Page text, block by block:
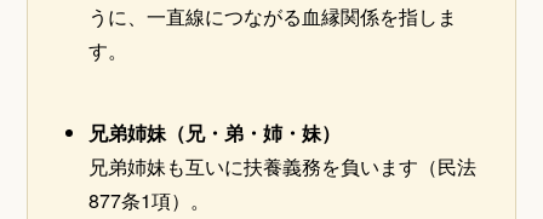
うに、一直線につながる血縁関係を指しま
す。
兄弟姉妹（兄・弟・姉・妹）
兄弟姉妹も互いに扶養義務を負います（民法
877条1項）。